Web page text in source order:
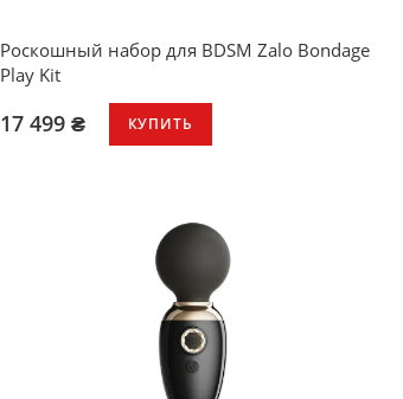
Роскошный набор для BDSM Zalo Bondage
Play Kit
17 499 ₴ КУПИТЬ